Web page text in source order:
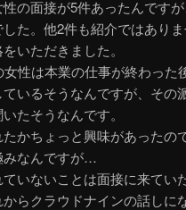
の面接が5件あったんです
た。他2件も紹介ではあり
いただきました。
性は本業の仕事が終わった
いるそうなんですが、その
たそうなんです。
かちょっと興味があったの
みなんですが…
いないことは面接に来てい
らクラウドナインの話しに